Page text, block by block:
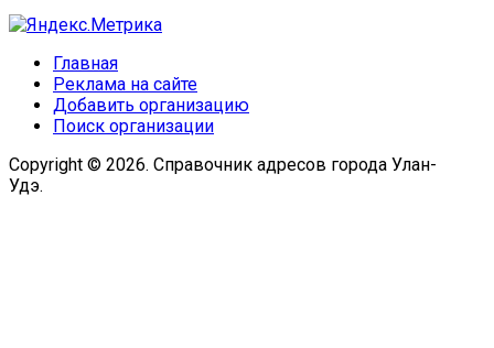
Главная
Реклама на сайте
Добавить организацию
Поиск организации
Copyright © 2026. Справочник адресов города Улан-
Удэ.